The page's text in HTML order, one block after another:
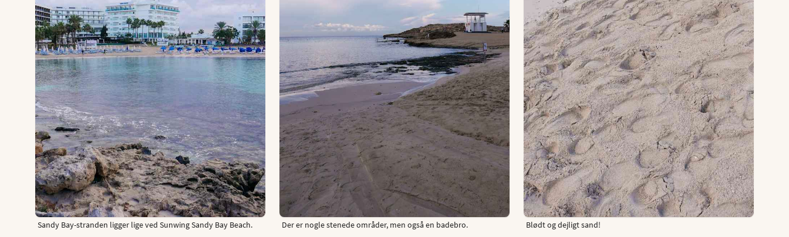
Sandy Bay-stranden ligger lige ved Sunwing Sandy Bay Beach. Der er nogle stenede områder, men også en badebro. Blødt og dejligt sand!